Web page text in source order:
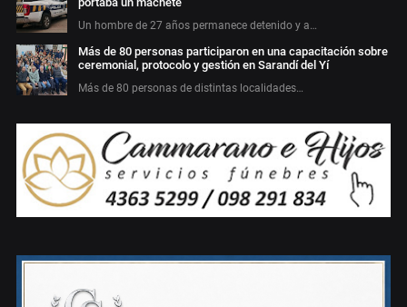
Un hombre de 27 años permanece detenido y a…
Más de 80 personas participaron en una capacitación sobre
ceremonial, protocolo y gestión en Sarandí del Yí
Más de 80 personas de distintas localidades…